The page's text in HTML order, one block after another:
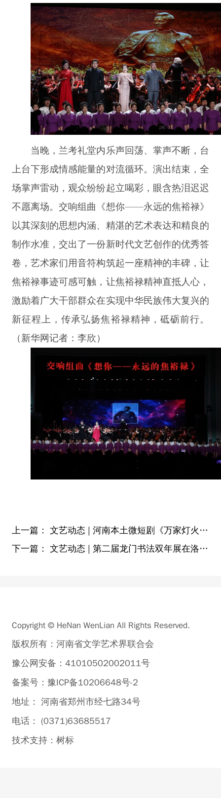
当晚，兰考礼堂内乐声回荡、掌声不断，台
上台下形成情感能量的对流循环。演出结束，全
场掌声雷动，观众纷纷起立喝彩，眼含热泪迟迟
不愿离场。交响组曲《想你——永远的焦裕禄》
以其深刻的思想内涵、精湛的艺术表达和精良的
制作水准，交出了一份新时代文艺创作的优秀答
卷，艺术家们用音符构筑起一座精神的丰碑，让
焦裕禄事迹可感可触，让焦裕禄精神直抵人心，
激励着广大干部群众在实现中华民族伟大复兴的
新征程上，传承弘扬焦裕禄精神，砥砺前行。
（新华网记者：李欣）
上一篇： 文艺动态 | 河南本土微短剧《万家灯火之小巷无小事》 7月1日开播
下一篇： 文艺动态 | 第二届龙门书法双年展在洛阳开幕
Copyright © HeNan WenLian All Rights Reserved.
版权所有：河南省文学艺术界联合会
豫公网安备：41010502002011号
备案号：豫ICP备10206648号-2
地址： 河南省郑州市经七路34号
电话： (0371)63685517
技术支持： 树标